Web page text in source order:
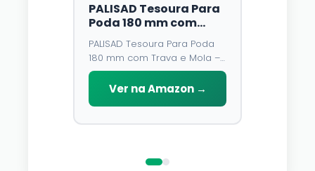
PALISAD Tesoura Para
Poda 180 mm com
Trava e Mola – Lâmina
de Aço У8 e Cabo
Emborrachado
PALISAD Tesoura Para Poda
180 mm com Trava e Mola –
Lâmina de Aço У8 e Cabo
Emborrachado
Ver na Amazon →